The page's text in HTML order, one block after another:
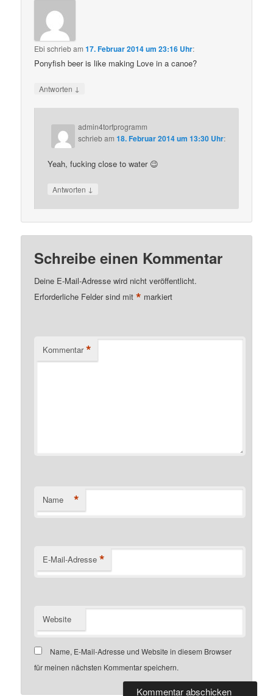
Ebi schriebam17. Februar 2014 um 23:16 Uhr:
Ponyfish beer is like making Love in a canoe?
Antworten ↓
admin4torfprogramm
schriebam18. Februar 2014 um 13:30 Uhr:
Yeah, fucking close to water 😉
Antworten ↓
Schreibe einen Kommentar
Deine E-Mail-Adresse wird nicht veröffentlicht.
Erforderliche Felder sind mit* markiert
Kommentar *
Name *
E-Mail-Adresse *
Website
Name, E-Mail-Adresse und Website in diesem Browser
für meinen nächsten Kommentar speichern.